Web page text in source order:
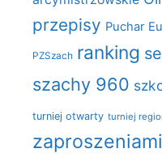
przepisy Puchar
PZSzach ranking
szachy 960
turniej otwarty turniej
zaproszeniami